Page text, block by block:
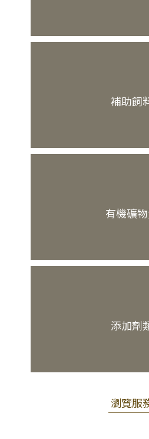
補助飼
有機礦
添加劑
瀏覽服